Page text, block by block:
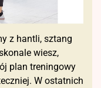
z hantli, sztang
wiesz,
plan treningowy
W ostatnich